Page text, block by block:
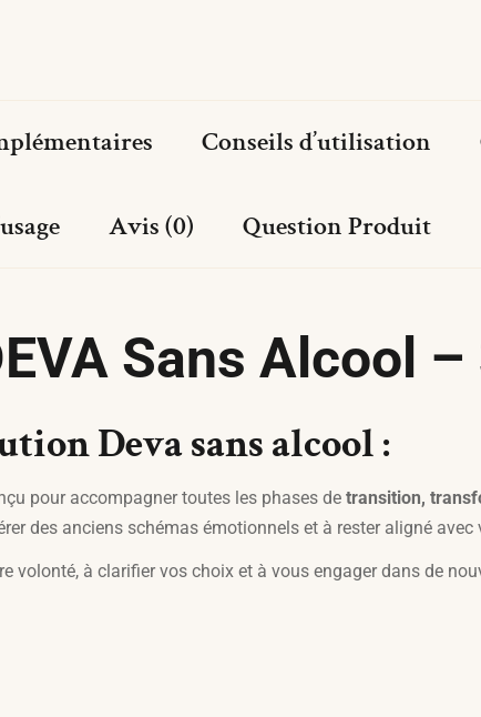
Conseils d’utilisation
Avis (0) Question Produit
Sans Alcool –
Deva sans alcool :
pour accompagner toutes les phases de transition,
des anciens schémas émotionnels et à rester aligné avec
volonté, à clarifier vos choix et à vous engager dans de